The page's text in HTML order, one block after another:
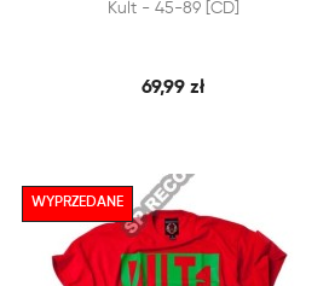
DODAJ DO KOSZYKA
 SZYBKI PODGLĄD
Kult - 45-89 [CD]
69,99 zł
WYPRZEDANE